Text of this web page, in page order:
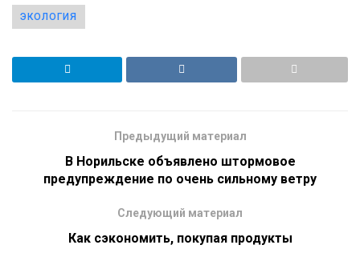
ЭКОЛОГИЯ
Предыдущий материал
В Норильске объявлено штормовое
предупреждение по очень сильному ветру
Следующий материал
Как сэкономить, покупая продукты